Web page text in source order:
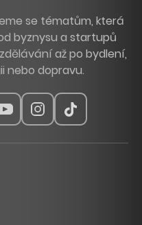
se tématům, která
byznysu a startupů
až po bydlení,
nebo dopravu.